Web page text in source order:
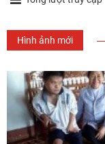
Hình ảnh mới